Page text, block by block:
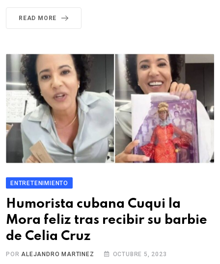
READ MORE
ENTRETENIMIENTO
Humorista cubana Cuqui la
Mora feliz tras recibir su barbie
de Celia Cruz
PORALEJANDRO MARTINEZ OCTUBRE 5, 2023